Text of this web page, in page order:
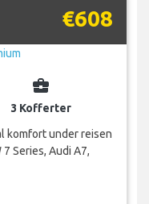
€608
business_center
3 Kofferter
komfort under reisen
Series, Audi A7,